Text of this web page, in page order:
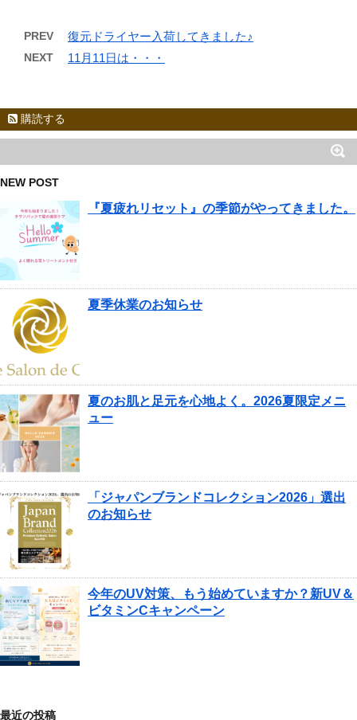
PREV 復元ドライヤー入荷してきました♪
NEXT 11月11日は・・・
購読する
NEW POST
『夏疲れリセット』の季節がやってきました。
夏季休業のお知らせ
夏のお肌と足元を心地よく。2026夏限定メニ
ュー
「ジャパンブランドコレクション2026」選出
のお知らせ
今年のUV対策、もう始めていますか？新UV＆
ビタミンCキャンペーン
最近の投稿